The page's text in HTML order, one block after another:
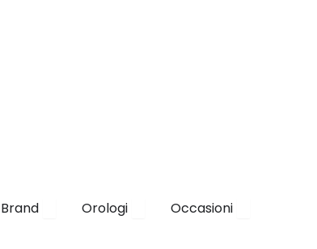
Brand Apri BrandOrologi Apri Orologi
Occasioni